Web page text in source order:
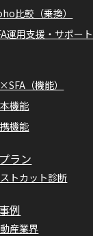
比較（乗換）
運用支援・サポー
（機能）
機能
機能
ラン
トカット診断
例
産業界